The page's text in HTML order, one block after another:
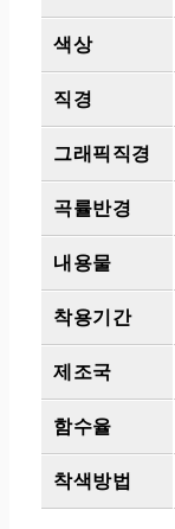
색상
직경
그래픽직경
곡률반경
내용물
착용기간
제조국
함수율
착색방법